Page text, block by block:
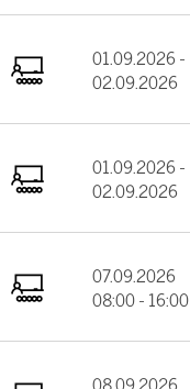
01.09.2026 -
02.09.2026
01.09.2026 -
02.09.2026
07.09.2026
08:00 - 16:00